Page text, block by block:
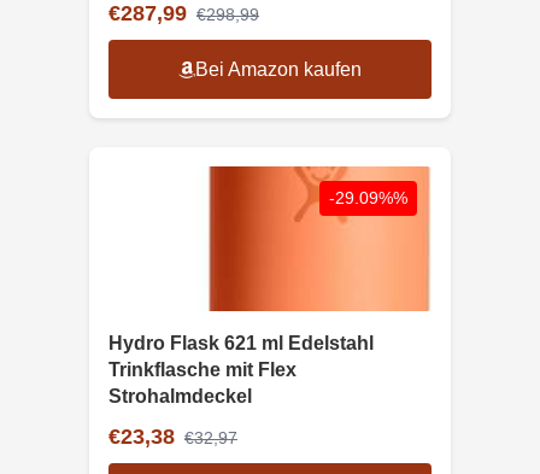
€287,99 €298,99
Bei Amazon kaufen
-29.09%%
Hydro Flask 621 ml Edelstahl
Trinkflasche mit Flex
Strohalmdeckel
€23,38 €32,97